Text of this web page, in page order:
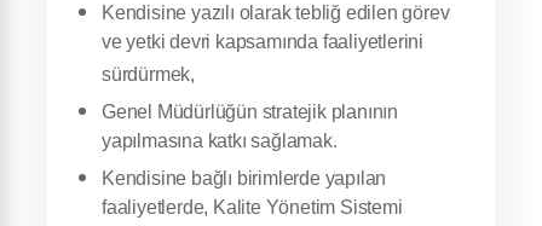
Kendisine yazılı olarak tebliğ edilen görev
ve yetki devri kapsamında faaliyetlerini
sürdürmek,
Genel Müdürlüğün stratejik planının
yapılmasına katkı sağlamak.
Kendisine bağlı birimlerde yapılan
faaliyetlerde, Kalite Yönetim Sistemi